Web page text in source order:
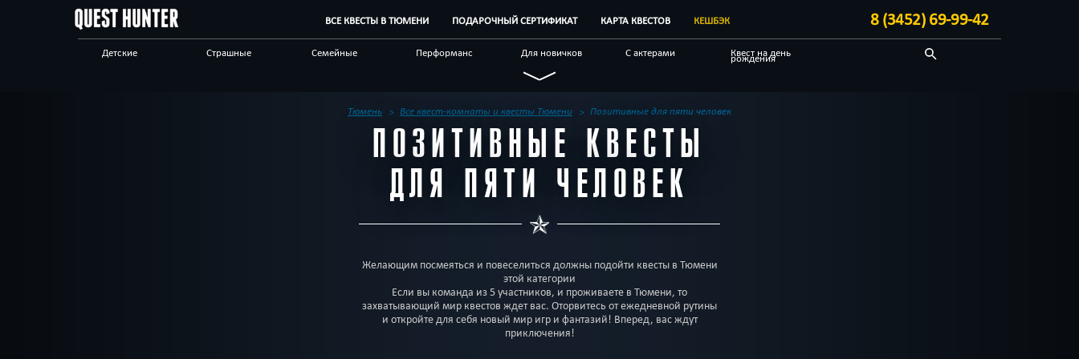
ВСЕ КВЕСТЫ В ТЮМЕНИ ПОДАРОЧНЫЙ СЕРТИФИКАТ КАРТА КВЕСТОВ КЕШБЭК 8 (3452) 69-99-42
Детские Страшные Семейные Перформанс Для новичков С актерами Квест на день
рождения
Технологичные
Антуражные Детективные Необычные
Отзывы на квесты Бренды квестов Другой город
Тюмень Все квест-комнаты и квесты Тюмени Позитивные для пяти человек
ПОЗИТИВНЫЕ КВЕСТЫ
ДЛЯ ПЯТИ ЧЕЛОВЕК
Желающим посмеяться и повеселиться должны подойти квесты в Тюмени
этой категории
Если вы команда из 5 участников, и проживаете в Тюмени, то
захватывающий мир квестов ждет вас. Оторвитесь от ежедневной рутины
и откройте для себя новый мир игр и фантазий! Вперед, вас ждут
приключения!